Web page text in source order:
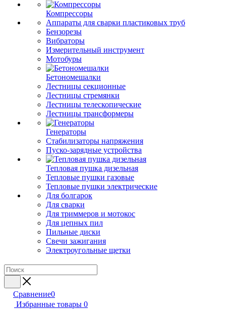
Компрессоры
Аппараты для сварки пластиковых труб
Бензорезы
Вибраторы
Измерительный инструмент
Мотобуры
Бетономешалки
Лестницы секционные
Лестницы стремянки
Лестницы телескопические
Лестницы трансформеры
Генераторы
Стабилизаторы напряжения
Пуско-зарядные устройства
Тепловая пушка дизельная
Тепловые пушки газовые
Тепловые пушки электрические
Для болгарок
Для сварки
Для триммеров и мотокос
Для цепных пил
Пильные диски
Свечи зажигания
Электроугольные щетки
Сравнение0
Избранные товары 0